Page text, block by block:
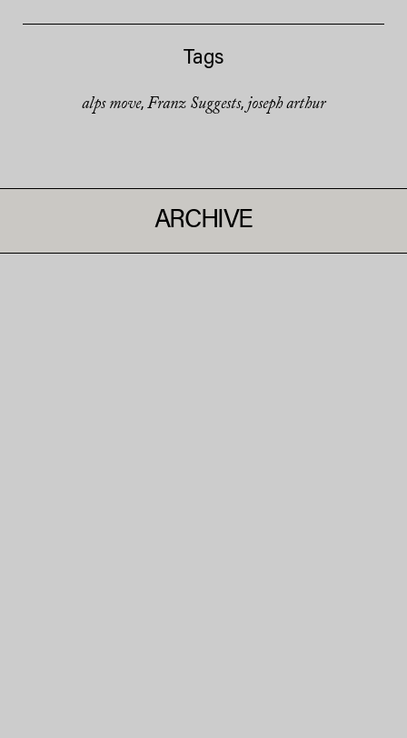
Tags
alps move, Franz Suggests, joseph arthur
ARCHIVE